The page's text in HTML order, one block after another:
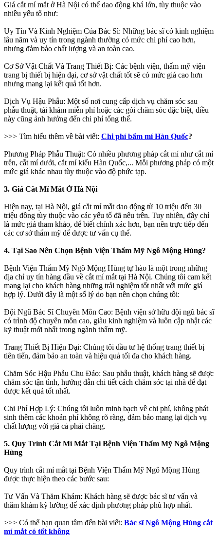
Giá cắt mí mắt ở Hà Nội có thể dao động khá lớn, tùy thuộc vào
nhiều yếu tố như:
Uy Tín Và Kinh Nghiệm Của Bác Sĩ: Những bác sĩ có kinh nghiệm
lâu năm và uy tín trong ngành thường có mức chi phí cao hơn,
nhưng đảm bảo chất lượng và an toàn cao.
Cơ Sở Vật Chất Và Trang Thiết Bị: Các bệnh viện, thẩm mỹ viện
trang bị thiết bị hiện đại, cơ sở vật chất tốt sẽ có mức giá cao hơn
nhưng mang lại kết quả tốt hơn.
Dịch Vụ Hậu Phẫu: Một số nơi cung cấp dịch vụ chăm sóc sau
phẫu thuật, tái khám miễn phí hoặc các gói chăm sóc đặc biệt, điều
này cũng ảnh hưởng đến chi phí tổng thể.
>>> Tìm hiểu thêm về bài viết: Chi phí bấm mí Hàn Quốc?
Phương Pháp Phẫu Thuật: Có nhiều phương pháp cắt mí như cắt mí
trên, cắt mí dưới, cắt mí kiểu Hàn Quốc,... Mỗi phương pháp có một
mức giá khác nhau tùy thuộc vào độ phức tạp.
3. Giá Cắt Mí Mắt Ở Hà Nội
Hiện nay, tại Hà Nội, giá cắt mí mắt dao động từ 10 triệu đến 30
triệu đồng tùy thuộc vào các yếu tố đã nêu trên. Tuy nhiên, đây chỉ
là mức giá tham khảo, để biết chính xác hơn, bạn nên trực tiếp đến
các cơ sở thẩm mỹ để được tư vấn cụ thể.
4. Tại Sao Nên Chọn Bệnh Viện Thẩm Mỹ Ngô Mộng Hùng?
Bệnh Viện Thẩm Mỹ Ngô Mộng Hùng tự hào là một trong những
địa chỉ uy tín hàng đầu về cắt mí mắt tại Hà Nội. Chúng tôi cam kết
mang lại cho khách hàng những trải nghiệm tốt nhất với mức giá
hợp lý. Dưới đây là một số lý do bạn nên chọn chúng tôi:
Đội Ngũ Bác Sĩ Chuyên Môn Cao: Bệnh viện sở hữu đội ngũ bác sĩ
có trình độ chuyên môn cao, giàu kinh nghiệm và luôn cập nhật các
kỹ thuật mới nhất trong ngành thẩm mỹ.
Trang Thiết Bị Hiện Đại: Chúng tôi đầu tư hệ thống trang thiết bị
tiên tiến, đảm bảo an toàn và hiệu quả tối đa cho khách hàng.
Chăm Sóc Hậu Phẫu Chu Đáo: Sau phẫu thuật, khách hàng sẽ được
chăm sóc tận tình, hướng dẫn chi tiết cách chăm sóc tại nhà để đạt
được kết quả tốt nhất.
Chi Phí Hợp Lý: Chúng tôi luôn minh bạch về chi phí, không phát
sinh thêm các khoản phí không rõ ràng, đảm bảo mang lại dịch vụ
chất lượng với giá cả phải chăng.
5. Quy Trình Cắt Mí Mắt Tại Bệnh Viện Thẩm Mỹ Ngô Mộng
Hùng
Quy trình cắt mí mắt tại Bệnh Viện Thẩm Mỹ Ngô Mộng Hùng
được thực hiện theo các bước sau:
Tư Vấn Và Thăm Khám: Khách hàng sẽ được bác sĩ tư vấn và
thăm khám kỹ lưỡng để xác định phương pháp phù hợp nhất.
>>> Có thể bạn quan tâm đến bài viết: Bác sĩ Ngô Mộng Hùng cắt
mí mắt có tốt không